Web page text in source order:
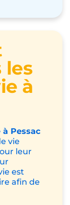
les
à
Pessac
vie
leur
est
afin de